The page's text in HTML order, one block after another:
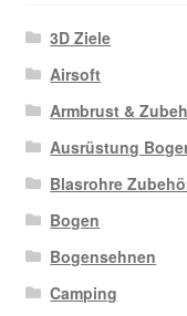
3D Ziele
Airsoft
Armbrust &
Ausrüstung
Blasrohre
Bogen
Bogensehnen
Camping